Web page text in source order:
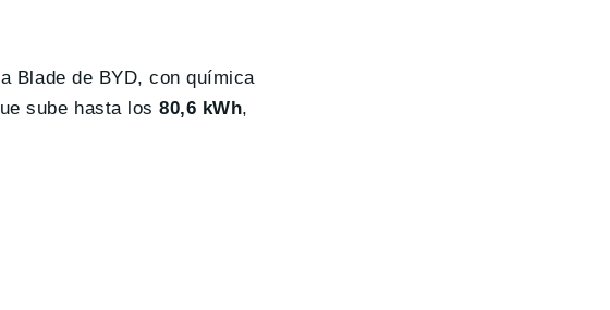
Blade de BYD, con química
sube hasta los80,6 kWh,